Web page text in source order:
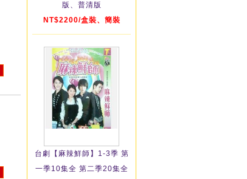
版、普清版
NT$2200/盒裝、簡裝
台劇【麻辣鮮師】1-3季 第
一季10集全 第二季20集全